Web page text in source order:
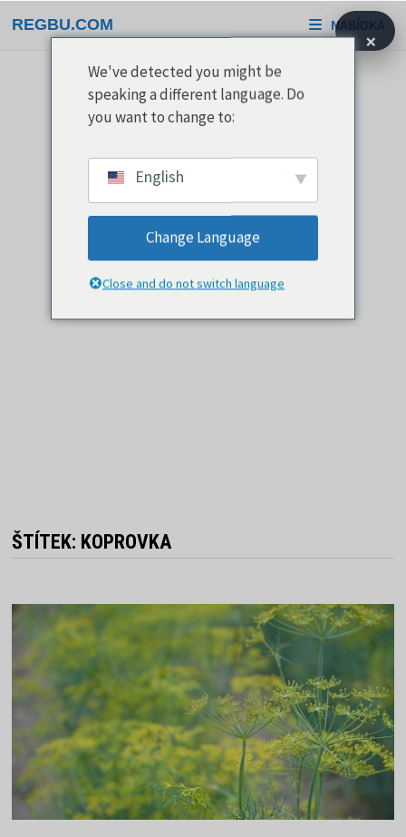
na
REGBU.COM NABÍDKA
ŠTÍTEK: KOPROVKA
×
We've detected you might be
speaking a different language. Do
you want to change to:
English
Change Language
Close and do not switch language